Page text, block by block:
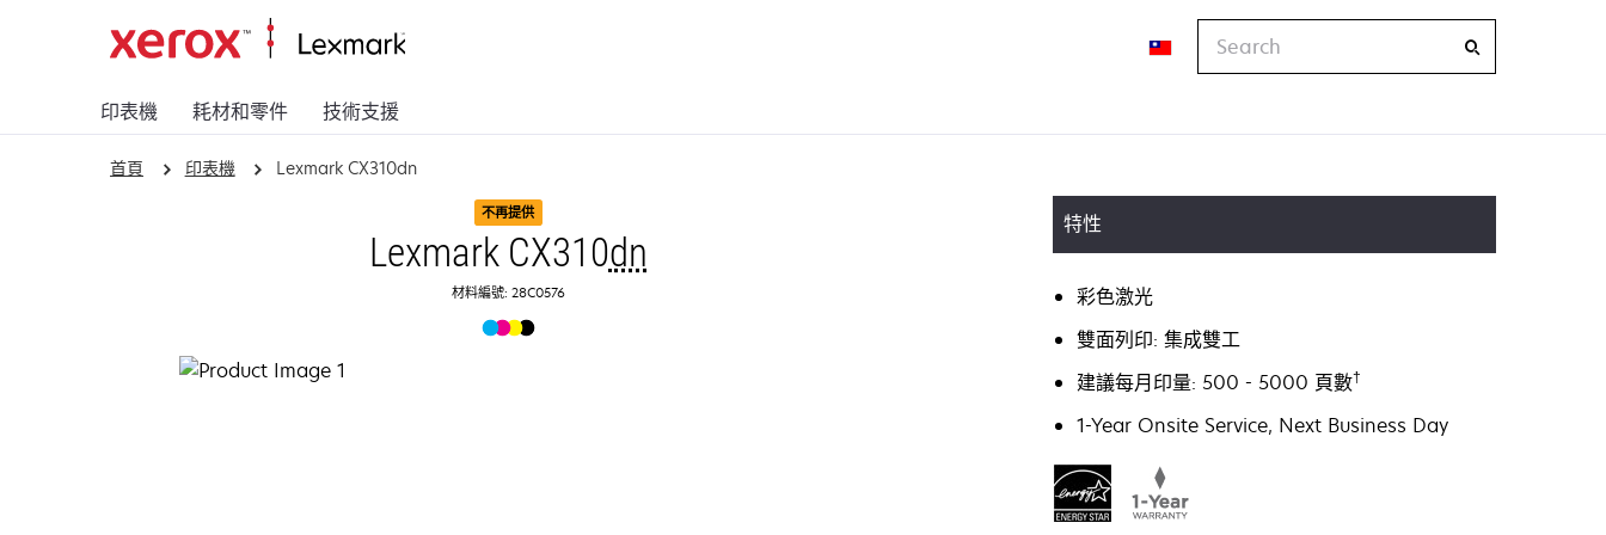
印表機 耗材和零件 技術支援
首頁 印表機 Lexmark CX310dn
不再提供
Lexmark CX310dn
材料編號: 28C0576
特性
彩色激光
雙面列印: 集成雙工
建議每月印量: 500 - 5000 頁數†
1-Year Onsite Service, Next Business Day